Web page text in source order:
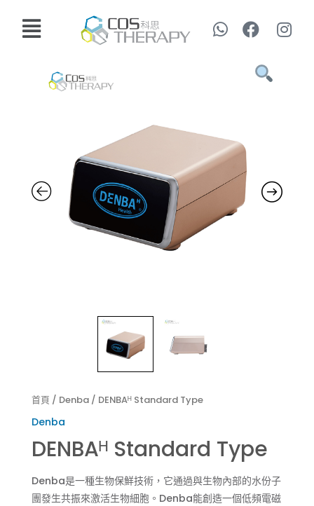
首頁 / Denba/ DENBAᴴ Standard Type
Denba
DENBAᴴ Standard Type
Denba是一種生物保鮮技術，它通過與生物內部的水份子
團發生共振來激活生物細胞。Denba能創造一個低頻電磁